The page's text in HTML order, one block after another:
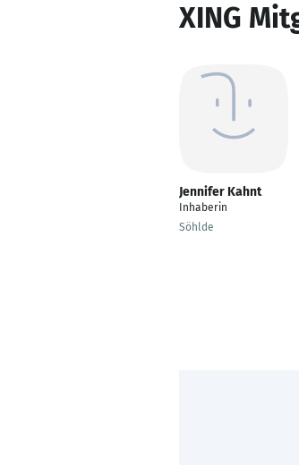
XING
Jennifer Kahnt
Inhaberin
Söhlde